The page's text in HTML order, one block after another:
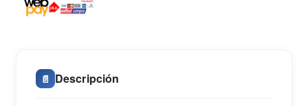
📄 Descripción